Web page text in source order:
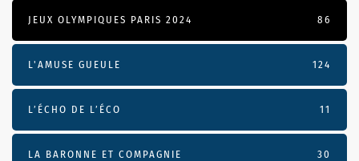
JEUX OLYMPIQUES PARIS 2024 86
L'AMUSE GUEULE 124
L’ÉCHO DE L’ÉCO 11
LA BARONNE ET COMPAGNIE 30